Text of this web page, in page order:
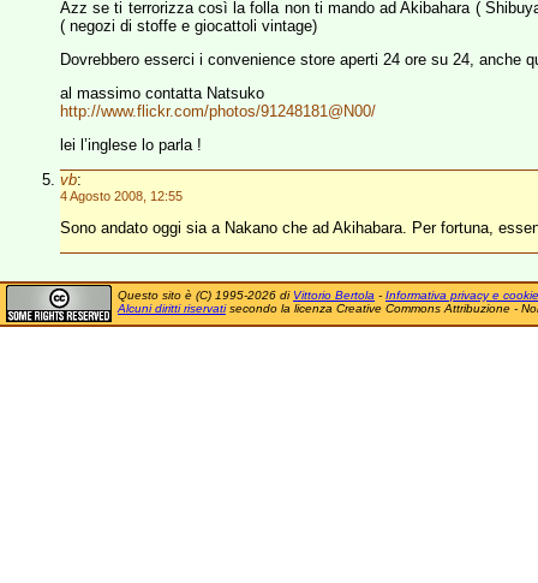
Azz se ti terrorizza così la folla non ti mando ad Akibahara (
( negozi di stoffe e giocattoli vintage)
Dovrebbero esserci i convenience store aperti 24 ore su 24, anche
al massimo contatta Natsuko
http://www.flickr.com/photos/91248181@N00/
lei l’inglese lo parla !
vb:
4 Agosto 2008, 12:55
Sono andato oggi sia a Nakano che ad Akihabara. Per fortuna,
Questo sito è (C) 1995-2026 di Vittorio Bertola - Informativa privacy e cookie
Alcuni diritti riservatisecondo la licenza Creative Commons Attribuzione -